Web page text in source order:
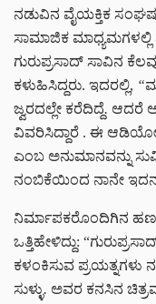
ನಡುವಿನ ವೈಯಕ್ತಿಕ
ಸಾಮಾಜಿಕ
ಗುರುಪ್ರಸಾದ್ ಸಾವಿನ
ಕಳುಹಿಸಿದ್ದರು. ಇದರಲ್ಲಿ, “
ಜ್ವರದಲ್ಲೇ ಕರೆದಿದ್ದೆ. ಆದರೆ
ವಿವರಿಸಿದ್ದಾರೆ . ಈ
ಎಂಬ ಅನುಮಾನವನ್ನು
ನಂಬಿಕೆಯಿಂದ ನಾನೇ
ನಿರ್ಮಾಪಕರೊಂದಿಗಿನ
ಒತ್ತಿಹೇಳಿದ್ದು:
ಕಳಂಕಿಸುವ ಪ್ರಯತ್ನಗಳು
ಸುಳ್ಳು. ಅವರ ಕನಸಿನ